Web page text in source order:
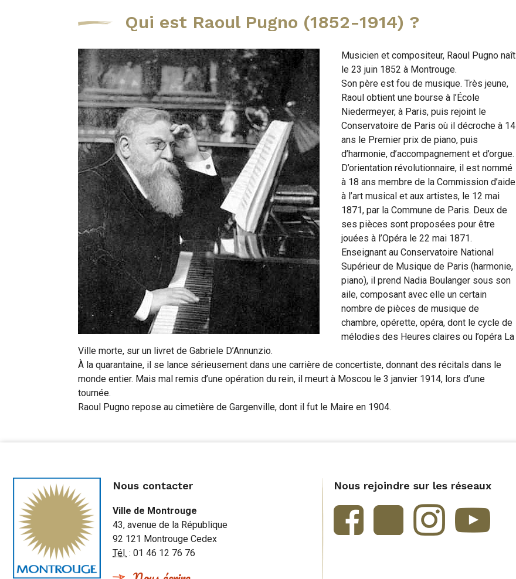
Qui est Raoul Pugno (1852-1914) ?
Musicien et compositeur, Raoul Pugno naît
le 23 juin 1852 à Montrouge.
Son père est fou de musique. Très jeune,
Raoul obtient une bourse à l’École
Niedermeyer, à Paris, puis rejoint le
Conservatoire de Paris où il décroche à 14
ans le Premier prix de piano, puis
d’harmonie, d’accompagnement et d’orgue.
D’orientation révolutionnaire, il est nommé
à 18 ans membre de la Commission d’aide
à l’art musical et aux artistes, le 12 mai
1871, par la Commune de Paris. Deux de
ses pièces sont proposées pour être
jouées à l’Opéra le 22 mai 1871.
Enseignant au Conservatoire National
Supérieur de Musique de Paris (harmonie,
piano), il prend Nadia Boulanger sous son
aile, composant avec elle un certain
nombre de pièces de musique de
chambre, opérette, opéra, dont le cycle de
mélodies des Heures claires ou l’opéra La
Ville morte, sur un livret de Gabriele D’Annunzio.
À la quarantaine, il se lance sérieusement dans une carrière de concertiste, donnant des récitals dans le
monde entier. Mais mal remis d’une opération du rein, il meurt à Moscou le 3 janvier 1914, lors d’une
tournée.
Raoul Pugno repose au cimetière de Gargenville, dont il fut le Maire en 1904.
Nous contacter
Ville de Montrouge
43, avenue de la République
92 121 Montrouge Cedex
Tél. : 01 46 12 76 76
Nous rejoindre sur les réseaux